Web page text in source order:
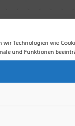
Technologien wie
und Funktionen